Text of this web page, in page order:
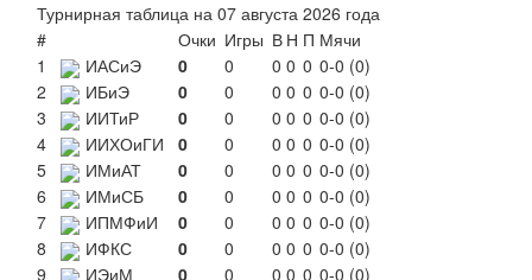
Турнирная таблица на 07 августа 2026 года
#
Очки Игры В Н П Мячи
1
ИАСиЭ 0 0 0 0 0 0-0 (0)
2
ИБиЭ 0 0 0 0 0 0-0 (0)
3
ИИТиР 0 0 0 0 0 0-0 (0)
4
ИИХОиГИ 0 0 0 0 0 0-0 (0)
5
ИМиАТ 0 0 0 0 0 0-0 (0)
6
ИМиСБ 0 0 0 0 0 0-0 (0)
7
ИПМФиИ 0 0 0 0 0 0-0 (0)
8
ИФКС 0 0 0 0 0 0-0 (0)
9
ИЭиМ 0 0 0 0 0 0-0 (0)